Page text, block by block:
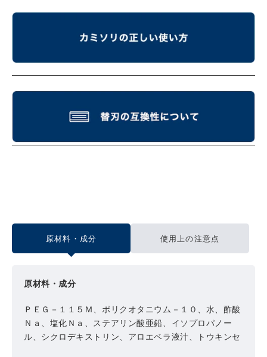
原材料・成分 使用上の注意点
原材料・成分
ＰＥＧ－１１５Ｍ、ポリクオタニウム－１０、水、酢酸
Ｎａ、塩化Ｎａ、ステアリン酸亜鉛、イソプロパノー
ル、シクロデキストリン、アロエベラ液汁、トウキンセ